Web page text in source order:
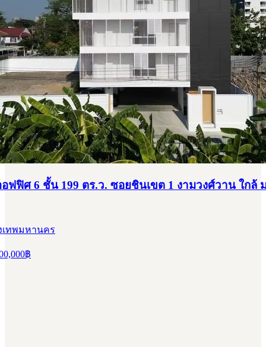
ฟฟิศ 6 ชั้น 199 ตร.ว. ซอยชินเขต 1 งามวงศ์วาน ใกล้
เทพมหานคร
฿